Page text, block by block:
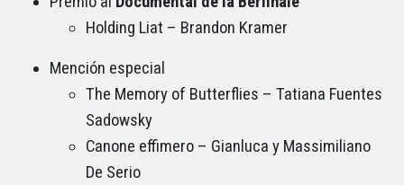
Holding Liat – Brandon Kramer
Mención especial
The Memory of Butterflies – Tatiana Fuentes
Sadowsky
Canone effimero – Gianluca y Massimiliano
De Serio